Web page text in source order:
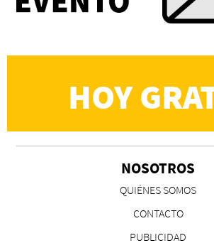
importante eran los amigos
Martín Carrasco
CS, de José María Salazar
Invitadxs EnLima
HOY
NOSOTROS
QUIÉNES SOMOS
CONTACTO
PUBLICIDAD